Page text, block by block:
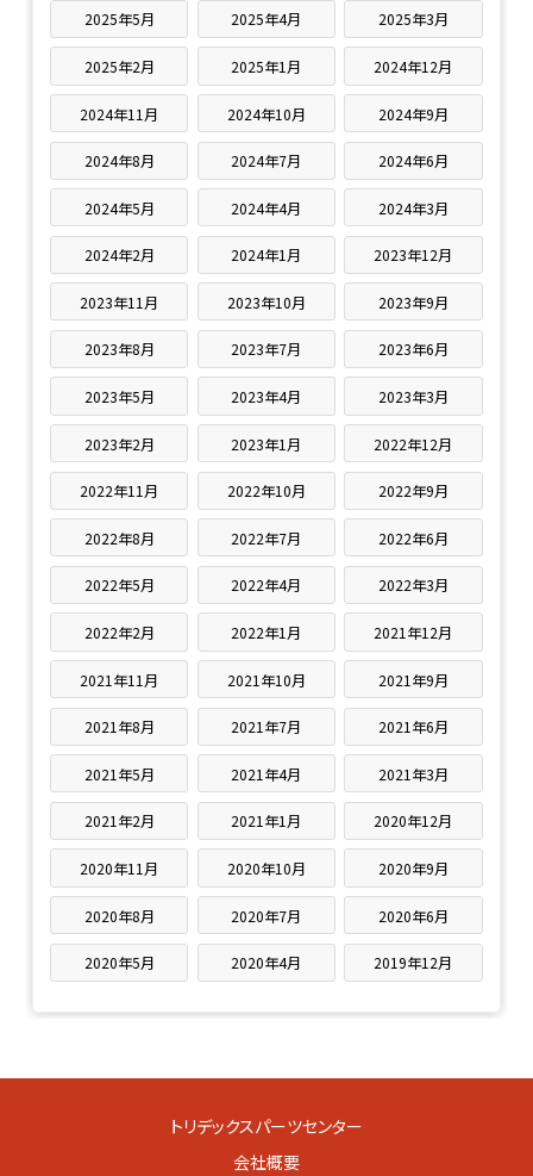
2025年5月 2025年4月 2025年3月
2025年2月 2025年1月 2024年12月
2024年11月 2024年10月 2024年9月
2024年8月 2024年7月 2024年6月
2024年5月 2024年4月 2024年3月
2024年2月 2024年1月 2023年12月
2023年11月 2023年10月 2023年9月
2023年8月 2023年7月 2023年6月
2023年5月 2023年4月 2023年3月
2023年2月 2023年1月 2022年12月
2022年11月 2022年10月 2022年9月
2022年8月 2022年7月 2022年6月
2022年5月 2022年4月 2022年3月
2022年2月 2022年1月 2021年12月
2021年11月 2021年10月 2021年9月
2021年8月 2021年7月 2021年6月
2021年5月 2021年4月 2021年3月
2021年2月 2021年1月 2020年12月
2020年11月 2020年10月 2020年9月
2020年8月 2020年7月 2020年6月
2020年5月 2020年4月 2019年12月
トリデックスパーツセンター
会社概要